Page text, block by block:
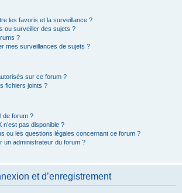
les favoris et la surveillance ?
ou surveiller des sujets ?
?
mes surveillances de sujets ?
sur ce forum ?
fichiers joints ?
de forum ?
n’est pas disponible ?
ou les questions légales concernant ce forum ?
un administrateur du forum ?
et d’enregistrement